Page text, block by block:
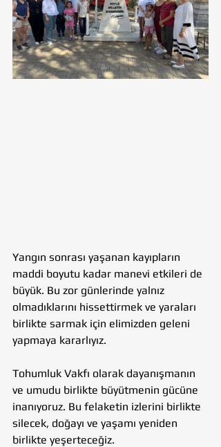
Yangın sonrası yaşanan kayıpların
maddi boyutu kadar manevi etkileri de
büyük. Bu zor günlerinde yalnız
olmadıklarını hissettirmek ve yaraları
birlikte sarmak için elimizden geleni
yapmaya kararlıyız.
Tohumluk Vakfı olarak dayanışmanın
ve umudu birlikte büyütmenin gücüne
inanıyoruz. Bu felaketin izlerini birlikte
silecek, doğayı ve yaşamı yeniden
birlikte yeşerteceğiz.